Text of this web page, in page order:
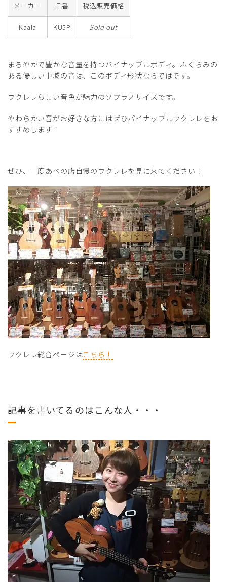
メーカー 品番 税込販売価格
Kaala KU5P Sold out
まろやかで豊かな音量を持つパイナップルボディ。ふくらみの
ある優しい中域の音は、このボディ形状ならではです。
ウクレレらしい音色が魅力のソプラノサイズです。
やわらかい音がお好きな方にはぜひパイナップルウクレレをお
すすめします！
ぜひ、一度あべの店自慢のウクレレを見に来てください！
ウクレレ総合ページはこちら！
記事を書いてるのはこんな人・・・